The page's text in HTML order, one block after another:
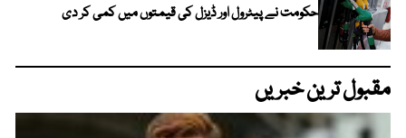
حکومت نے پیٹرول اور ڈیزل کی قیمتوں میں کمی کر دی
مقبول ترین خبریں